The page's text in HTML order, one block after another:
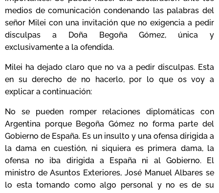
medios de comunicación condenando las palabras del
señor Milei con una invitación que no exigencia a pedir
disculpas a Doña Begoña Gómez, única y
exclusivamente a la ofendida.
Milei ha dejado claro que no va a pedir disculpas. Esta
en su derecho de no hacerlo, por lo que os voy a
explicar a continuación:
No se pueden romper relaciones diplomáticas con
Argentina porque Begoña Gómez no forma parte del
Gobierno de España. Es un insulto y una ofensa dirigida a
la dama en cuestión, ni siquiera es primera dama, la
ofensa no iba dirigida a España ni al Gobierno. El
ministro de Asuntos Exteriores, José Manuel Albares se
lo esta tomando como algo personal y no es de su